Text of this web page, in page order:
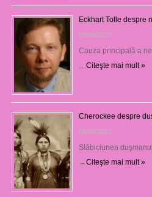
Eckhart Tolle despre
09/09/2023
Cauza principală a
Citeşte mai mult »
Cherockee despre
08/09/2023
Slăbiciunea
→Citeşte mai mult »